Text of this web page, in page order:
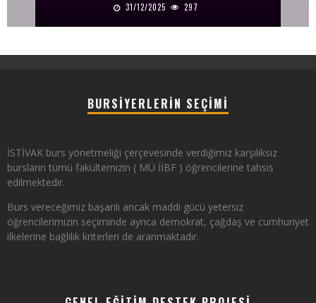
31/12/2025 297
BURSIYERLERIN SEÇIMI
İSTİVAK burs yönetmeliği çerçevesinde verdiğimiz karşılıksız
bursların tümü fakültemizin ( MÜ İİBF ) öğrencilerine tahsis
edilmektedir.
Burs vereceğimiz başarılı ancak maddi gücü yetersiz
öğrencilerimizin seçiminde ayrıca demokrat, çağdaş ve cumhuriyet
ilkelerine bağlılık kriterleri de aranmaktadır.